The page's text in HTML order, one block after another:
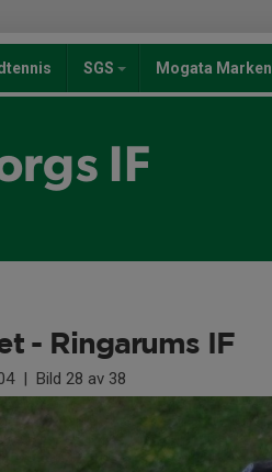
SGS Mogata Marken
IF
- Ringarums IF
| Bild 28 av 38